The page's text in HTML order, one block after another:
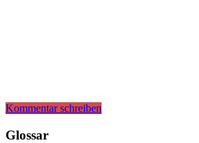
Kommentar schreiben
Glossar